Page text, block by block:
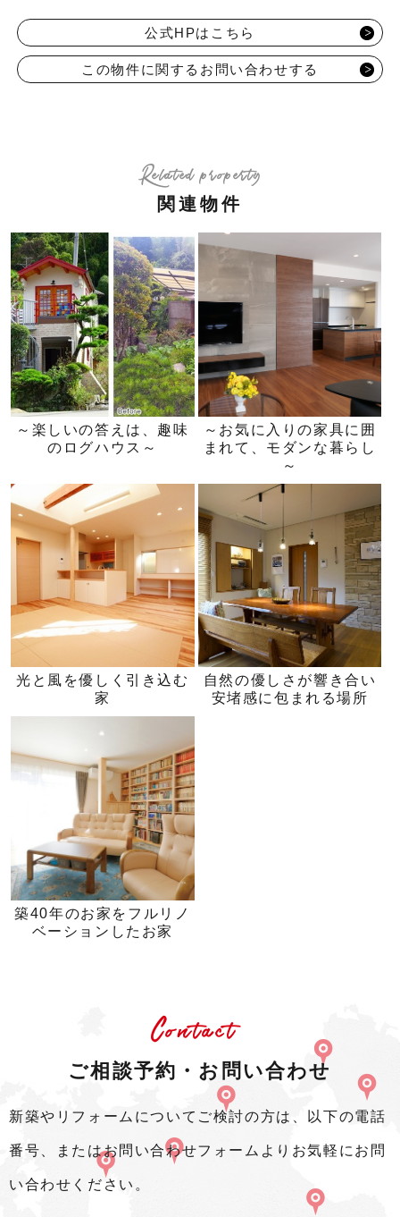
公式HPはこちら
この物件に関するお問い合わせする
Related property
関連物件
～楽しいの答えは、趣味
のログハウス～
～お気に入りの家具に囲
まれて、モダンな暮らし
～
光と風を優しく引き込む
家
自然の優しさが響き合い
安堵感に包まれる場所
築40年のお家をフルリノ
ベーションしたお家
Contact
ご相談予約・お問い合わせ
新築やリフォームについてご検討の方は、以下の電話
番号、またはお問い合わせフォームよりお気軽にお問
い合わせください。